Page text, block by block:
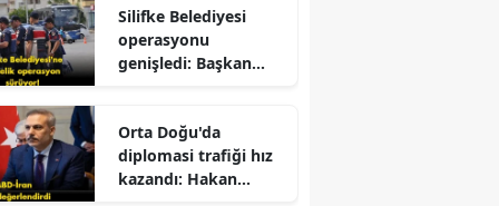
Silifke Belediyesi
operasyonu
genişledi: Başkan
Orta Doğu'da
diplomasi trafiği hız
kazandı: Hakan